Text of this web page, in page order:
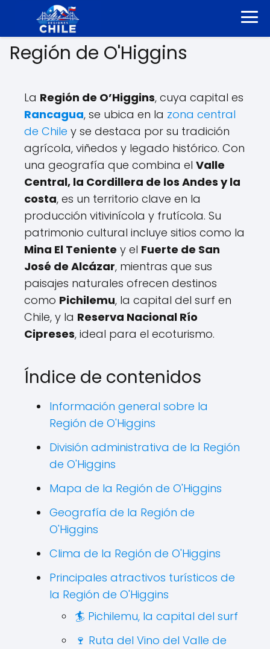
Región de O'Higgins
La Región de O’Higgins, cuya capital es
Rancagua, se ubica en la zona central
de Chile y se destaca por su tradición
agrícola, viñedos y legado histórico. Con
una geografía que combina el Valle
Central, la Cordillera de los Andes y la
costa, es un territorio clave en la
producción vitivinícola y frutícola. Su
patrimonio cultural incluye sitios como la
Mina El Teniente y el Fuerte de San
José de Alcázar, mientras que sus
paisajes naturales ofrecen destinos
como Pichilemu, la capital del surf en
Chile, y la Reserva Nacional Río
Cipreses, ideal para el ecoturismo.
Índice de contenidos
Información general sobre la
Región de O'Higgins
División administrativa de la Región
de O'Higgins
Mapa de la Región de O'Higgins
Geografía de la Región de
O'Higgins
Clima de la Región de O'Higgins
Principales atractivos turísticos de
la Región de O'Higgins
🏄 Pichilemu, la capital del surf
🍷 Ruta del Vino del Valle de